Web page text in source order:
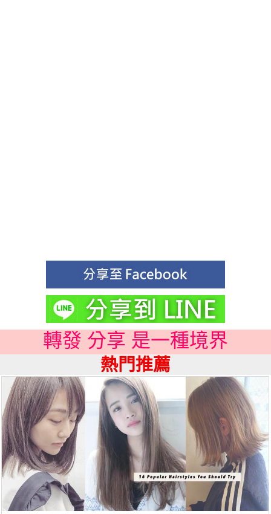
轉發 分享 是一種境界
熱門推薦